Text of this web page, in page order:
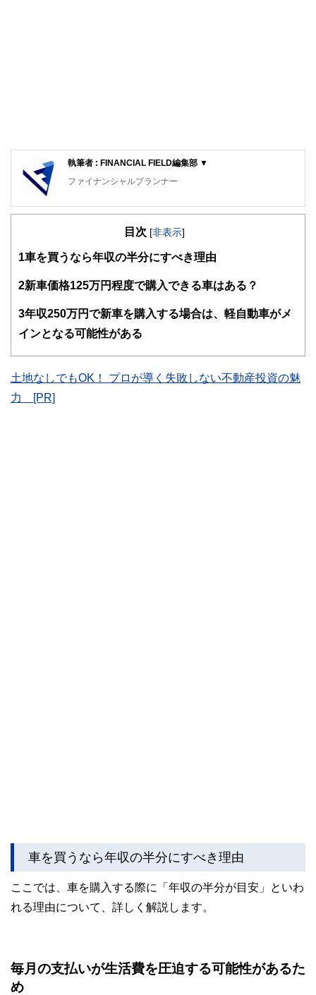
執筆者 : FINANCIAL FIELD編集部 ▼
ファイナンシャルプランナー
FinancialField編集部は、金融、経済に関する記事を、日々
知識がない方でも理解できるようわかりやすく発信していま
得者を中心に「お金や暮らし」に関する書籍・雑誌の編集経
験者で構成され、企画立案から記事掲載まですべての工程に
関わることで、読者目線のコンテンツを追求しています。
FinancialFieldの特徴は、ファイナンシャルプランナー、弁
ドバイザー、DCプランナー、公認会計士、社会保険労務
ど150名以上の有資格者を執筆者・監修者として迎え、むず
目次 [非表示]
1 車を買うなら年収の半分にすべき理由
2新車価格125万円程度で購入できる車はある？
3年収250万円で新車を購入する場合は、軽自動車がメ
インとなる可能性がある
土地なしでもOK！ プロが導く失敗しない不動産投資の魅
力 [PR]
車を買うなら年収の半分にすべき理由
ここでは、車を購入する際に「年収の半分が目安」といわ
れる理由について、詳しく解説します。
毎月の支払いが生活費を圧迫する可能性があるた
め